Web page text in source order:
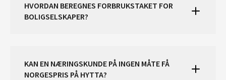
HVORDAN BEREGNES FORBRUKSTAKET FOR
BOLIGSELSKAPER?
KAN EN NÆRINGSKUNDE PÅ INGEN MÅTE FÅ
NORGESPRIS PÅ HYTTA?